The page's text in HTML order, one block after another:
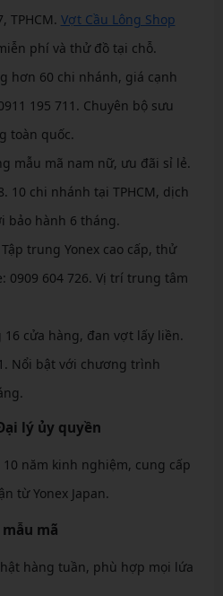
TPHCM. Vợt Cầu Lông Shop
phí và thử đồ tại chỗ.
hơn 60 chi nhánh, giá cạnh
195 711. Chuyên bộ sưu
toàn quốc.
mẫu mã nam nữ, ưu đãi sỉ lẻ.
10 chi nhánh tại TPHCM, dịch
bảo hành 6 tháng.
Tập trung Yonex cao cấp, thử
0909 604 726. Vị trí trung tâm
16 cửa hàng, đan vợt lấy liền.
Nổi bật với chương trình
lý ủy quyền
năm kinh nghiệm, cung cấp
từ Yonex Japan.
mã
hàng tuần, phù hợp mọi lứa